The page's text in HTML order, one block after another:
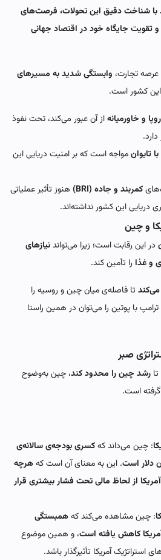
با شناخت دقیق این تحولات، فرصت‌های
تقویت جایگاه خود در اقتصاد جهانی
تجارت، وابستگی شدید به مسیرهای
این کشور است.
و خاورمیانهاز آن عبور می‌کند، تحت نفوذ
دارد.
تایوانمواجه است که بر امنیت دریایی این
کمربند و جاده (BRI)
هنوز تأثیر عملیاتی
این کشور نداشته‌اند.
و چین
در این رقابت است؛ زیرا می‌تواندنیازهای
و غذا را تأمین کند.
تا فاصله‌ی میان چین و روسیه را
با پوتین را می‌توان در همین راستا
صبر
رشد چین را محدود کند، چین به‌وضوح
است.
: چین می‌داند کهکسری بودجه‌ی سالانه‌ی
. این به معنای آن است کههرچه
از لحاظ مالی تحت فشار بیشتری قرار
: چین مشاهده می‌کند کههمبستگی
کاهش یافته است، و همین موضوع
استراتژیک آمریکا تأثیرگذار باشد.